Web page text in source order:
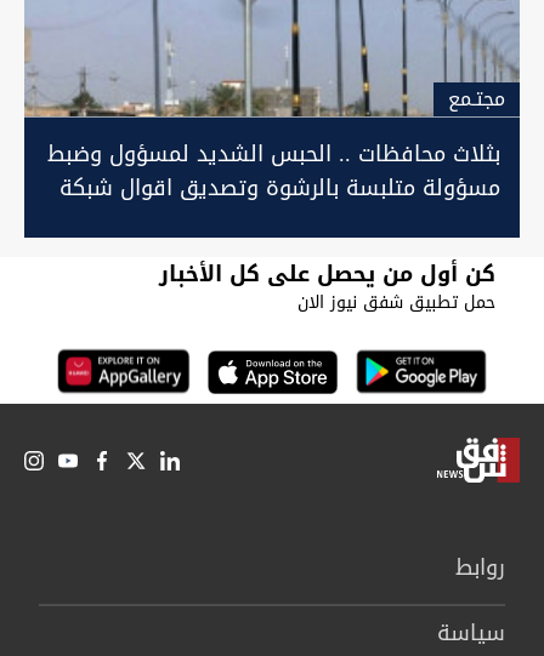
مجتـمع
بثلاث محافظات .. الحبس الشديد لمسؤول وضبط
مسؤولة متلبسة بالرشوة وتصديق اقوال شبكة
كن أول من يحصل على كل الأخبار
حمل تطبيق شفق نيوز الان
روابط
سیاسة